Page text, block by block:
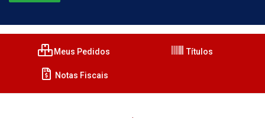
Meus Pedidos Títulos
Notas Fiscais